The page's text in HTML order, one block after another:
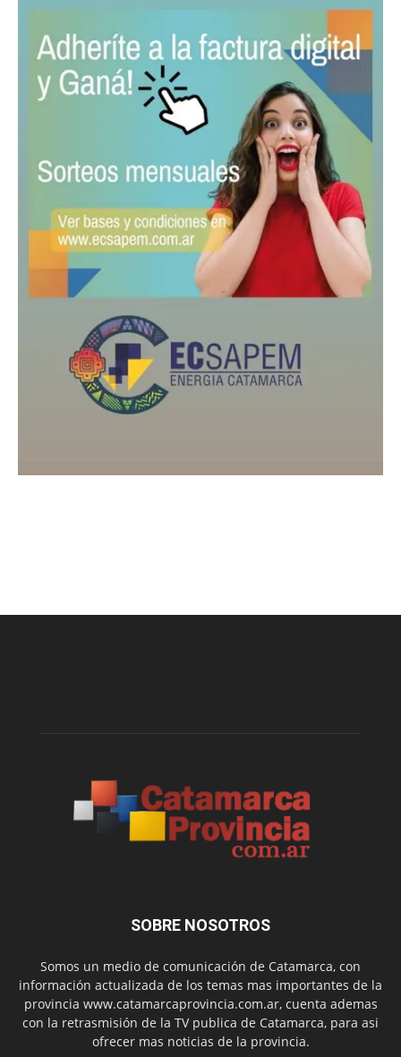
SOBRE NOSOTROS
Somos un medio de comunicación de Catamarca, con
información actualizada de los temas mas importantes de la
provincia www.catamarcaprovincia.com.ar, cuenta ademas
con la retrasmisión de la TV publica de Catamarca, para asi
ofrecer mas noticias de la provincia.